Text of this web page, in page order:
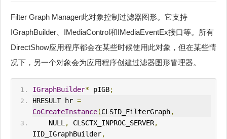
Filter Graph Manager此对象控制过滤器图形。它支持
IGraphBuilder、IMediaControl和IMediaEventEx接口等。所有
DirectShow应用程序都会在某些时候使用此对象，但在某些情
况下，另一个对象会为应用程序创建过滤器图形管理器。
IGraphBuilder* pIGB;
HRESULT hr =
CoCreateInstance(CLSID_FilterGraph,
    NULL
, CLSCTX_ INPROC_SERVER,
IID_IGraphBuilder,